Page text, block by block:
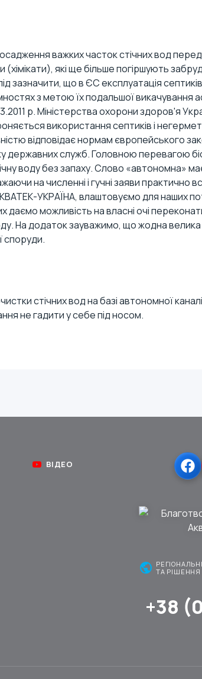
важких часток стічних вод перед
які ще більше погіршують
зазначити, що в ЄС експлуатація
з метою їх подальшої викачування
р. Міністерства охорони здоров'я
використання септиків і
відповідає нормам європейського
державних служб. Головною перевагою
воду без запаху. Слово «автономна»
на численні і гучні заяви практично
УКРАЇНА, влаштовуємо для наших
можливість на власні очі
. На додаток зауважимо, що жодна
споруди.
стічних вод на базі автономної
не гадити у себе під носом.
ВІДЕО
public ТА РІШЕННЯ
+38